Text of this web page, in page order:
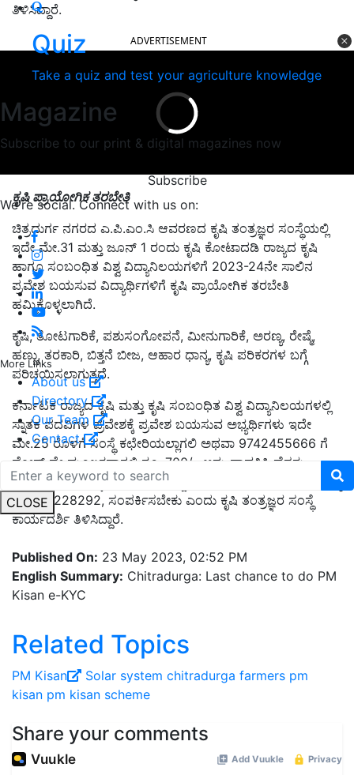
Quiz
Take a quiz and test your agriculture knowledge
Magazine
Subscribe to our print & digital magazines now
Subscribe
We're social. Connect with us on:
More Links
About us
Directory
Our Team
Contact
CLOSE
ತಿಳಿಸಿದ್ದಾರೆ.
ADVERTISEMENT
ಕೃಷಿ ಪ್ರಾಯೋಗಿಕ ತರಬೇತಿ
ಚಿತ್ರದುರ್ಗ ನಗರದ ಎ.ಪಿ.ಎಂ.ಸಿ ಆವರಣದ ಕೃಷಿ ತಂತ್ರಜ್ಞರ ಸಂಸ್ಥೆಯಲ್ಲಿ
ಇದೇ ಮೇ.31 ಮತ್ತು ಜೂನ್ 1 ರಂದು ಕೃಷಿ ಕೋಟಾದಡಿ ರಾಜ್ಯದ ಕೃಷಿ
ಹಾಗೂ ಸಂಬಂಧಿತ ವಿಶ್ವ ವಿದ್ಯಾನಿಲಯಗಳಿಗೆ 2023-24ನೇ ಸಾಲಿನ
ಪ್ರವೇಶ ಬಯಸುವ ವಿದ್ಯಾರ್ಥಿಗಳಿಗೆ ಕೃಷಿ ಪ್ರಾಯೋಗಿಕ ತರಬೇತಿ
ಹಮ್ಮಿಕೊಳ್ಳಲಾಗಿದೆ.
ಕೃಷಿ, ತೋಟಗಾರಿಕೆ, ಪಶುಸಂಗೋಪನೆ, ಮೀನುಗಾರಿಕೆ, ಅರಣ್ಯ, ರೇಷ್ಮೆ,
ಹಣ್ಣು, ತರಕಾರಿ, ಬಿತ್ತನೆ ಬೀಜ, ಆಹಾರ ಧಾನ್ಯ, ಕೃಷಿ ಪರಿಕರಗಳ ಬಗ್ಗೆ
ಪರಿಚಯಿಸಲಾಗುತ್ತದೆ.
ಕರ್ನಾಟಕ ರಾಜ್ಯದ ಕೃಷಿ ಮತ್ತು ಕೃಷಿ ಸಂಬಂಧಿತ ವಿಶ್ವ ವಿದ್ಯಾನಿಲಯಗಳಲ್ಲಿ
ಸ್ನಾತಕ ಪದವಿಗಳ ಪ್ರವೇಶಕ್ಕೆ ಪ್ರವೇಶ ಬಯಸುವ ಅಭ್ಯರ್ಥಿಗಳು ಇದೇ
ಮೇ.25 ರೊಳಗೆ ಸಂಸ್ಥೆ ಕಛೇರಿಯಲ್ಲಾಗಲಿ ಅಥವಾ 9742455666 ಗೆ
ಫೋನ್ ಪೇ ಮೂಲಕವಾಗಲಿ ರೂ. 700/- ಅನ್ನು ಪಾವತಿಸಿ ಹೆಸರು
ನೊಂದಾಯಿಸಿ ಕೊಳ್ಳಬಹುದಾಗಿದೆ. ಹೆಚ್ಚಿನ ಮಾಹಿತಿಗಾಗಿ ದೂರವಾಣಿ ಸಂಖ್ಯೆ
08194-228292, ಸಂಪರ್ಕಿಸಬೇಕು ಎಂದು ಕೃಷಿ ತಂತ್ರಜ್ಞರ ಸಂಸ್ಥೆ
ಕಾರ್ಯದರ್ಶಿ ತಿಳಿಸಿದ್ದಾರೆ.
Published On: 23 May 2023, 02:52 PM
English Summary: Chitradurga: Last chance to do PM
Kisan e-KYC
Related Topics
PM Kisan Solar system chitradurga farmers pm
kisan pm kisan scheme
Share your comments